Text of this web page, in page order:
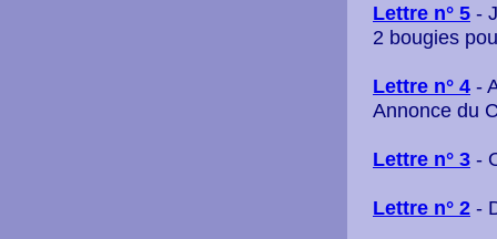
Lettre n° 5 -
2 bougies
Lettre n° 4 -
Annonce du
Lettre n° 3 -
Lettre n° 2 -